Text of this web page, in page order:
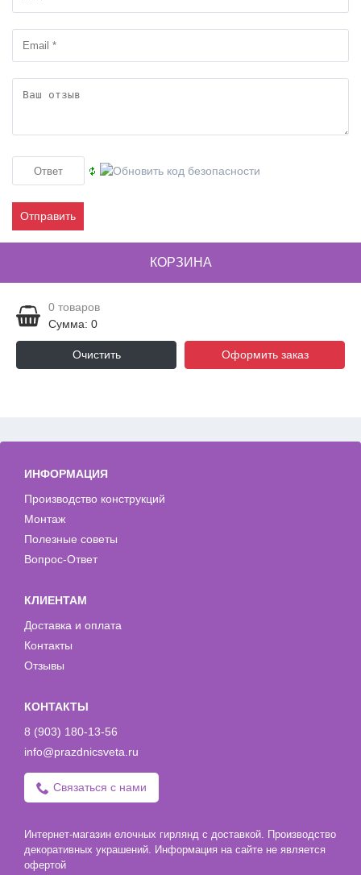
Отправить
КОРЗИНА
0 товаров
Сумма: 0
Очистить Оформить заказ
ИНФОРМАЦИЯ
Производство конструкций
Монтаж
Полезные советы
Вопрос-Ответ
КЛИЕНТАМ
Доставка и оплата
Контакты
Отзывы
КОНТАКТЫ
8 (903) 180-13-56
info@prazdnicsveta.ru
Связаться с нами
Интернет-магазин елочных гирлянд с доставкой. Производство
декоративных украшений. Информация на сайте не является
офертой